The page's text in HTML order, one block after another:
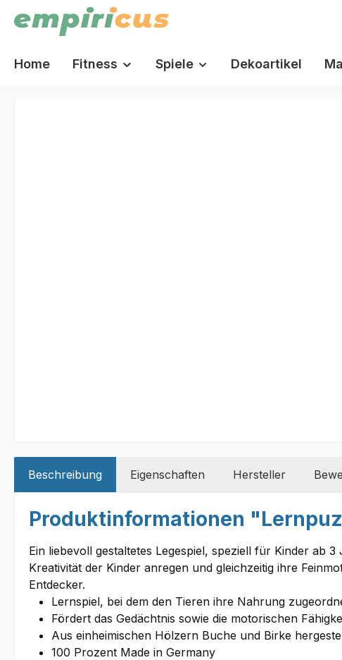
Zur Hauptnavigation springen
Home Fitness Spiele Dekoartikel
Beschreibung Eigenschaften Hersteller
Produktinformationen
Ein liebevoll gestaltetes Legespiel, speziell für Kinder ab
Kreativität der Kinder anregen und gleichzeitig ihre
Entdecker.
Lernspiel, bei dem den Tieren ihre Nahrung
Fördert das Gedächtnis sowie die motorischen
Aus einheimischen Hölzern Buche und Birke
100 Prozent Made in Germany